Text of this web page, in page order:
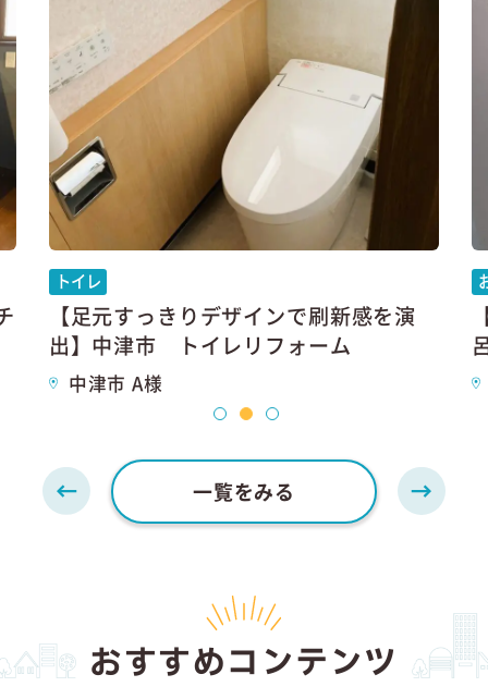
トイレ
【足元すっきりデザインで刷新感を演
出】中津市 トイレリフォーム
中津市 A様
一覧をみる
おすすめコンテンツ